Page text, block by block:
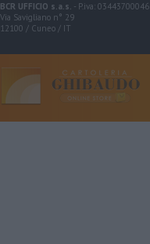
BCR UFFICIO s.a.s. - P.iva: 03443700046
Via Savigliano n° 29
12100 / Cuneo / IT